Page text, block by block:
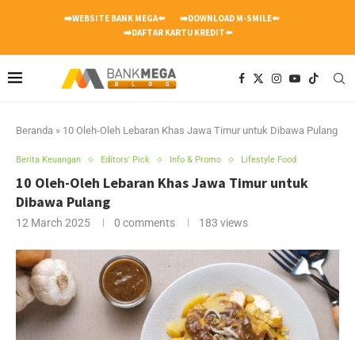
➡️WEBSITE BANK MEGA⬅️
➡️DOWNLOAD M-SMILE⬅️
➡️DAFTAR KARTU KREDIT⬅️
Beranda » 10 Oleh-Oleh Lebaran Khas Jawa Timur untuk Dibawa Pulang
Berita Keuangan Editors' Pick Info & Promo Lifestyle Food
10 Oleh-Oleh Lebaran Khas Jawa Timur untuk
Dibawa Pulang
12 March 2025 0 comments 183 views